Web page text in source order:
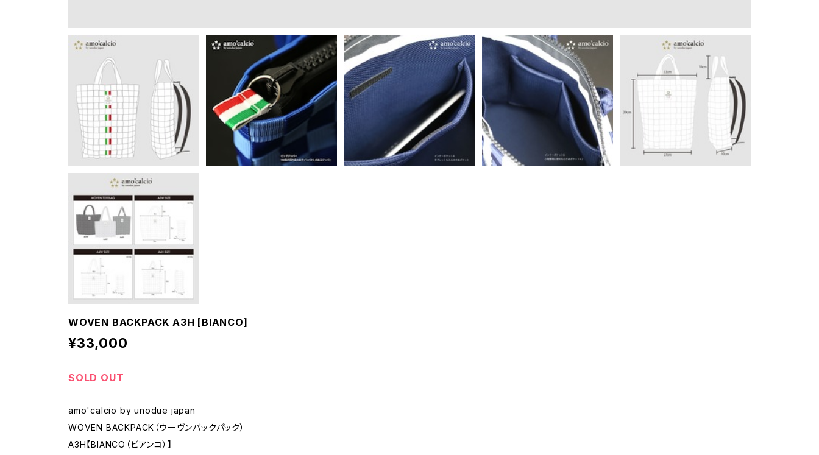
WOVEN BACKPACK A3H [BIANCO]
¥33,000
SOLD OUT
amo'calcio by unodue japan
WOVEN BACKPACK（ウーヴンバックパック）
A3H【BIANCO（ビアンコ）】